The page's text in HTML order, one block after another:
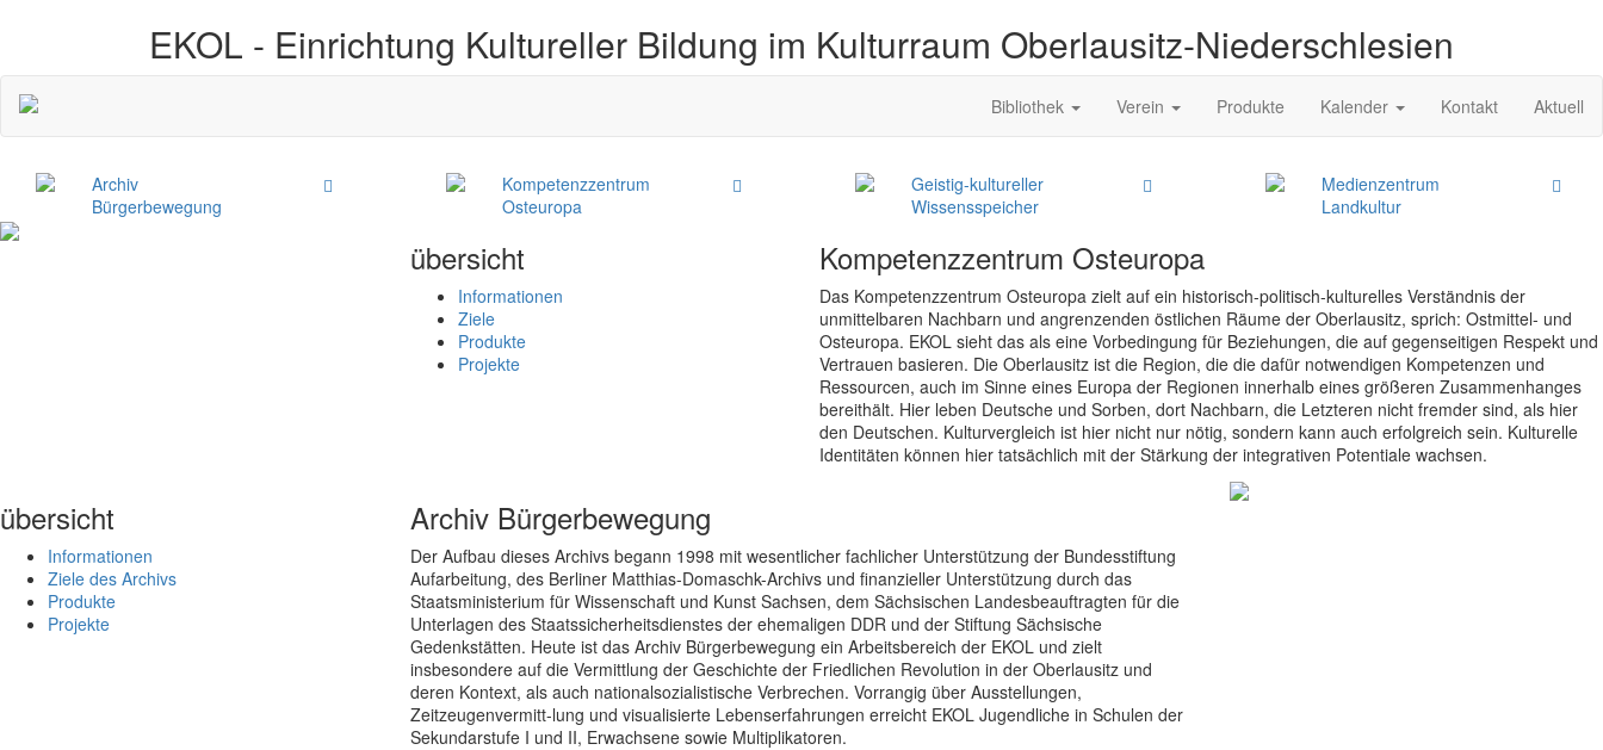
EKOL - Einrichtung Kultureller Bildung im Kulturraum Oberlausitz-Niederschlesien
Bibliothek Verein Produkte Kalender Kontakt Aktuell
Archiv
Bürgerbewegung
Kompetenzzentrum
Osteuropa
Geistig-kultureller
Wissensspeicher
Medienzentrum
Landkultur
übersicht
Informationen
Ziele
Produkte
Projekte
Kompetenzzentrum Osteuropa
Das Kompetenzzentrum Osteuropa zielt auf ein historisch-politisch-kulturelles Verständnis der
unmittelbaren Nachbarn und angrenzenden östlichen Räume der Oberlausitz, sprich: Ostmittel- und
Osteuropa. EKOL sieht das als eine Vorbedingung für Beziehungen, die auf gegenseitigen Respekt und
Vertrauen basieren. Die Oberlausitz ist die Region, die die dafür notwendigen Kompetenzen und
Ressourcen, auch im Sinne eines Europa der Regionen innerhalb eines größeren Zusammenhanges
bereithält. Hier leben Deutsche und Sorben, dort Nachbarn, die Letzteren nicht fremder sind, als hier
den Deutschen. Kulturvergleich ist hier nicht nur nötig, sondern kann auch erfolgreich sein. Kulturelle
Identitäten können hier tatsächlich mit der Stärkung der integrativen Potentiale wachsen.
übersicht
Informationen
Ziele des Archivs
Produkte
Projekte
Archiv Bürgerbewegung
Der Aufbau dieses Archivs begann 1998 mit wesentlicher fachlicher Unterstützung der Bundesstiftung
Aufarbeitung, des Berliner Matthias-Domaschk-Archivs und finanzieller Unterstützung durch das
Staatsministerium für Wissenschaft und Kunst Sachsen, dem Sächsischen Landesbeauftragten für die
Unterlagen des Staatssicherheitsdienstes der ehemaligen DDR und der Stiftung Sächsische
Gedenkstätten. Heute ist das Archiv Bürgerbewegung ein Arbeitsbereich der EKOL und zielt
insbesondere auf die Vermittlung der Geschichte der Friedlichen Revolution in der Oberlausitz und
deren Kontext, als auch nationalsozialistische Verbrechen. Vorrangig über Ausstellungen,
Zeitzeugenvermitt-lung und visualisierte Lebenserfahrungen erreicht EKOL Jugendliche in Schulen der
Sekundarstufe I und II, Erwachsene sowie Multiplikatoren.